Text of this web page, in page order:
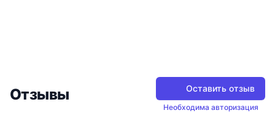
Отзывы Оставить отзыв
Необходима авторизация